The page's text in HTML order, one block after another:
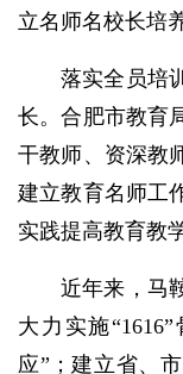
立名师名校长培
落实全员培
长。合肥市教育
干教师、资深教
建立教育名师工
实践提高教育教
近年来，马
大力实施
应”；建立省、